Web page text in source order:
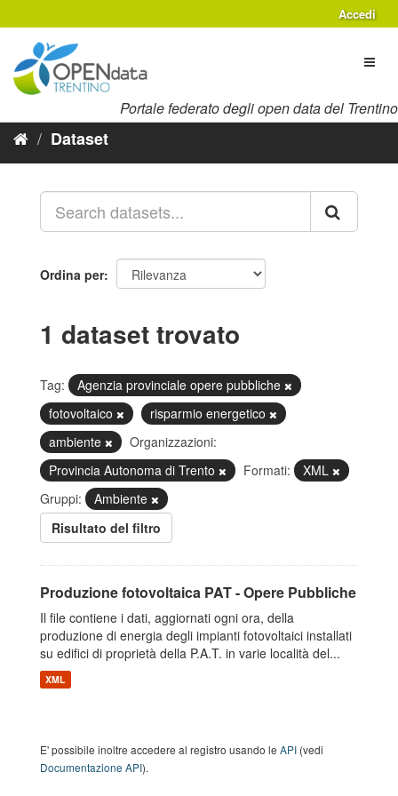
al
contenuto
Accedi
Portale federato degli open data del Trentino
Dataset
Ordina per
1 dataset trovato
Tag:
Agenzia provinciale opere pubbliche
fotovoltaico
risparmio energetico
ambiente
Organizzazioni:
Provincia Autonoma di Trento
Formati:
XML
Gruppi:
Ambiente
Risultato del filtro
Produzione fotovoltaica PAT - Opere Pubbliche
Il file contiene i dati, aggiornati ogni ora, della
produzione di energia degli impianti fotovoltaici installati
su edifici di proprietà della P.A.T. in varie località del...
XML
E' possibile inoltre accedere al registro usando le API (vedi
Documentazione API).